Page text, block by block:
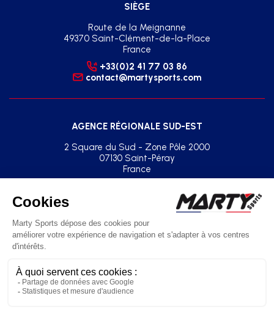
SIÈGE
Route de la Meignanne
49370 Saint-Clément-de-la-Place
France
+33(0)2 41 77 03 86
contact@martysports.com
AGENCE RÉGIONALE SUD-EST
2 Square du Sud - Zone Pôle 2000
07130 Saint-Péray
France
agence.sud.est@martysports.com